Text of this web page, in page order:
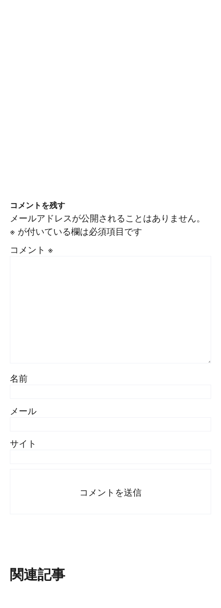
コメントを残す
メールアドレスが公開されることはありません。
※ が付いている欄は必須項目です
コメント ※
名前
メール
サイト
関連記事